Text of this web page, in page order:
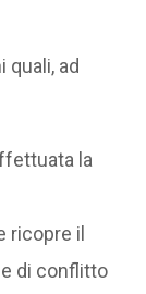
quali, ad
la
ricopre il
di conflitto